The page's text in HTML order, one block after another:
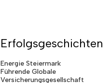
Erfolgsgeschichten
Energie Steiermark
Führende Globale
Versicherungsgesellschaft